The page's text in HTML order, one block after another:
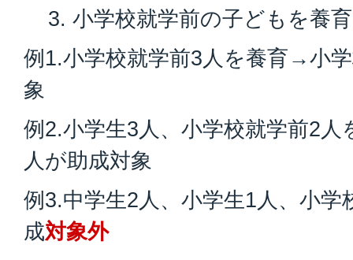
小学校就学前の子どもを養
例1.小学校就学前3人を養育→小
象
例2.小学生3人、小学校就学前2
人が助成対象
例3.中学生2人、小学生1人、小
成対象外